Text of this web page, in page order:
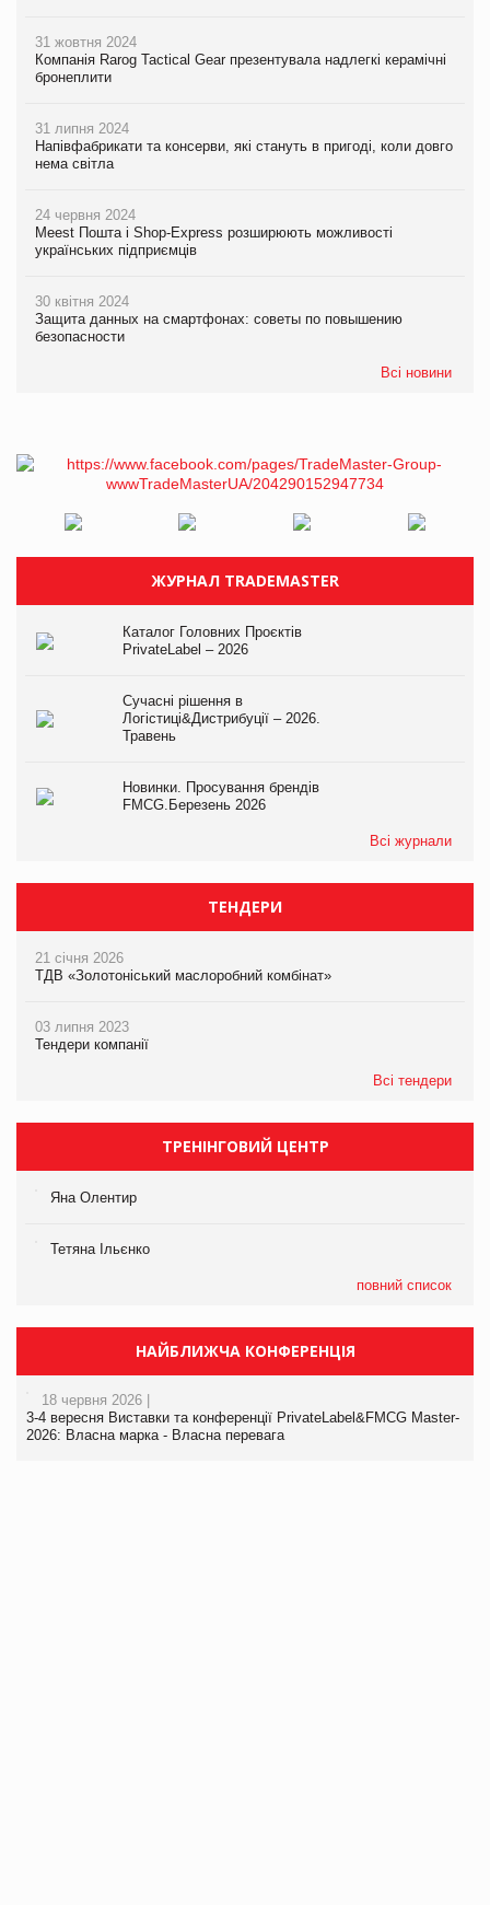
31 жовтня 2024
Компанія Rarog Tactical Gear презентувала надлегкі керамічні
бронеплити
31 липня 2024
Напівфабрикати та консерви, які стануть в пригоді, коли довго
нема світла
24 червня 2024
Meest Пошта і Shop-Express розширюють можливості
українських підприємців
30 квітня 2024
Защита данных на смартфонах: советы по повышению
безопасности
Всі новини
ЖУРНАЛ TRADEMASTER
Каталог Головних Проєктів
PrivateLabel – 2026
Сучасні рішення в
Логістиці&Дистрибуції – 2026.
Травень
Новинки. Просування брендів
FMCG.Березень 2026
Всі журнали
ТЕНДЕРИ
21 січня 2026
ТДВ «Золотоніський маслоробний комбінат»
03 липня 2023
Тендери компанії
Всі тендери
ТРЕНІНГОВИЙ ЦЕНТР
Яна Олентир
Тетяна Ільєнко
повний список
НАЙБЛИЖЧА КОНФЕРЕНЦІЯ
18 червня 2026 |
3-4 вересня Виставки та конференції PrivateLabel&FMCG Master-
2026: Власна марка - Власна перевага